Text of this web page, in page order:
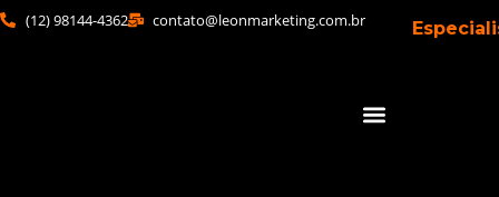
(12) 98144-4362 contato@leonmarketing.com.br